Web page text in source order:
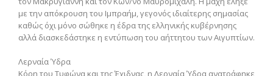
με την απόκρουση του Ιμπραήμ, γεγονός ιδιαίτερης σημασίας
καθώς όχι μόνο σώθηκε η έδρα της ελληνικής κυβέρνησης
αλλά διασκεδάστηκε η εντύπωση του αήττητου των Αιγυπτίων.
Λερναία Ύδρα
Κόρη του Τυφώνα και της Έχιδνας, η Λερναία Ύδρα ανατράφηκε